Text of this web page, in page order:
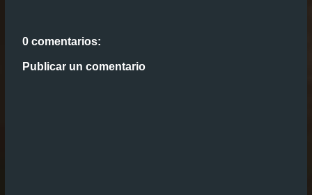
0 comentarios:
Publicar un comentario